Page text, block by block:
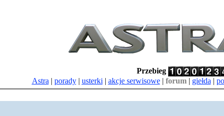
Przebieg
Astra | porady| usterki | akcje serwisowe| forum| giełda |